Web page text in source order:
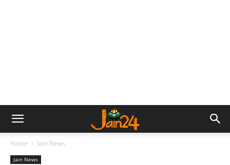
Home Jain News
Jain News